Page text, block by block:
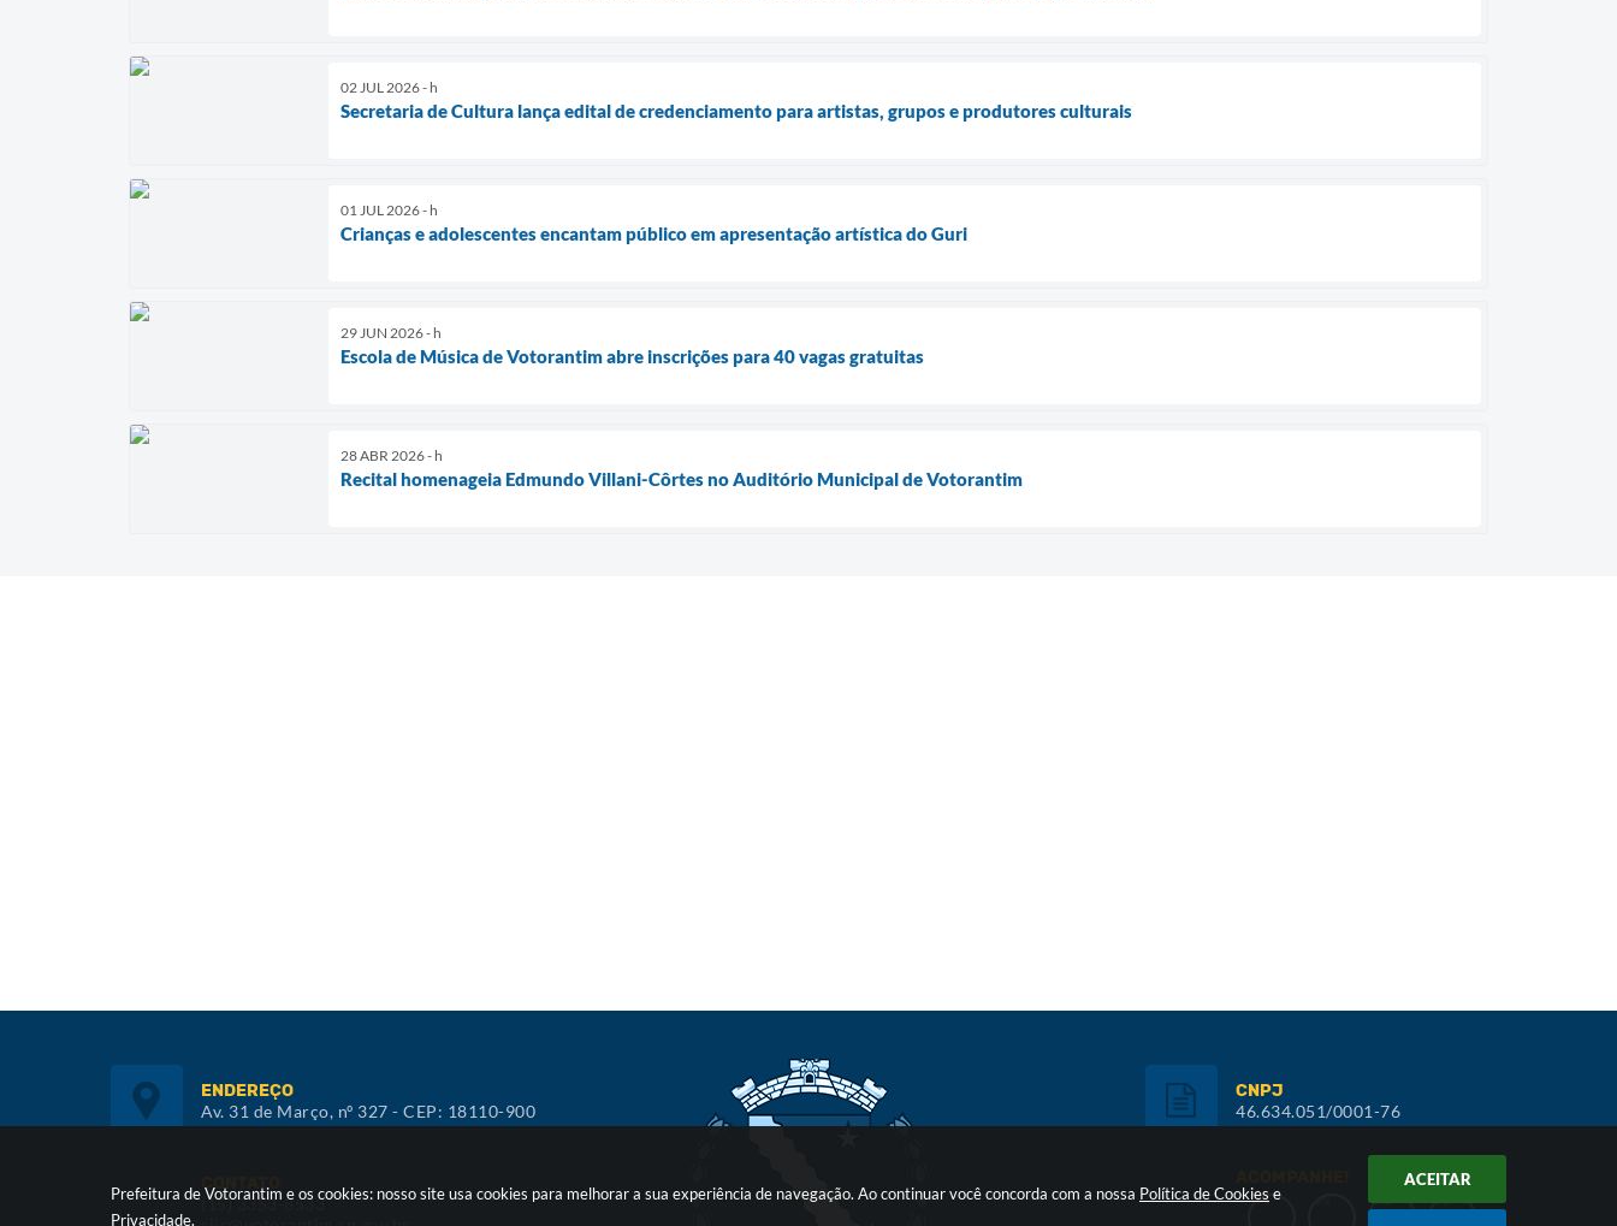
Prefeitura de Votorantim e os cookies: nosso site usa cookies para melhorar a sua experiência de navegação. Ao continuar você concorda com a nossa Política de Cookies e
Privacidade.
ACEITAR
02 JUL 2026 - h
Secretaria de Cultura lança edital de credenciamento para artistas, grupos e produtores culturais
01 JUL 2026 - h
Crianças e adolescentes encantam público em apresentação artística do Guri
29 JUN 2026 - h
Escola de Música de Votorantim abre inscrições para 40 vagas gratuitas
28 ABR 2026 - h
Recital homenageia Edmundo Villani-Côrtes no Auditório Municipal de Votorantim
ENDEREÇO
Av. 31 de Março, nº 327 - CEP: 18110-900
CONTATO
(15) 3353-8533
CNPJ
46.634.051/0001-76